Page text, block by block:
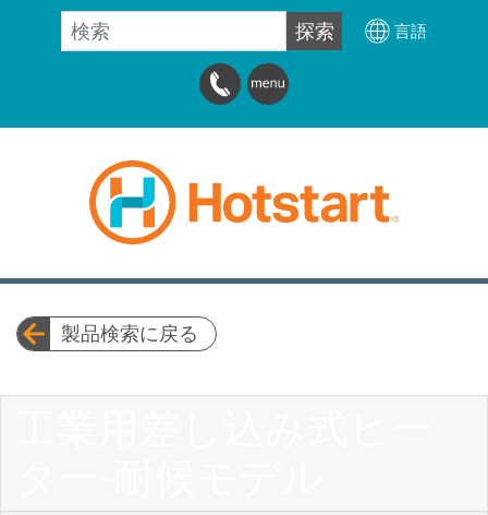
検索 探索 言語
製品検索に戻る